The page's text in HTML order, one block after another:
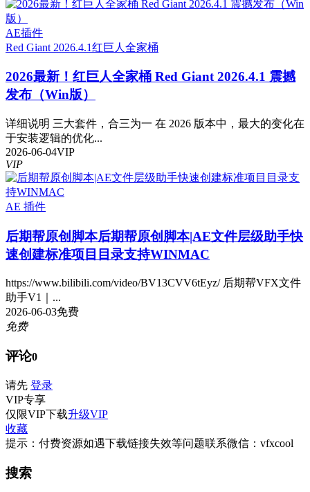
AE插件
Red Giant 2026.4.1红巨人全家桶
2026最新！红巨人全家桶 Red Giant 2026.4.1 震撼
发布（Win版）
详细说明 三大套件，合三为一 在 2026 版本中，最大的变化在
于安装逻辑的优化...
2026-06-04VIP
VIP
AE 插件
后期帮原创脚本后期帮原创脚本|AE文件层级助手快
速创建标准项目目录支持WINMAC
https://www.bilibili.com/video/BV13CVV6tEyz/ 后期帮VFX文件
助手V1｜...
2026-06-03免费
免费
评论0
请先 登录
VIP专享
仅限VIP下载升级VIP
收藏
提示：付费资源如遇下载链接失效等问题联系微信：vfxcool
搜索